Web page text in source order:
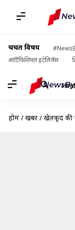
चर्चित विषय
आर्टिफिशियल इंटेलिजेंस
होम / खबरें / खेलकूद की